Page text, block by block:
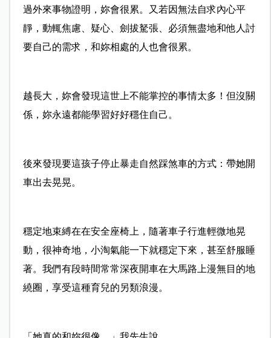
過外來事物證明，妳會很累。又若因無法自求內心平
靜，動輒焦慮、疑心、劍拔駑張、必須無盡地和他人討
要自己的需求，和妳相處的人也會很累。
越長大，妳會發現這世上不能掌控的事情太多！但沒關
係，妳永遠都能學習好好穩住自己。
後來發現要這孩子停止暴走自然踩煞車的方式：帶她開
車出去晃晃。
穩定地束縛在在安全座椅上，隨著車子行進輕微地晃
動，很神奇地，小淘氣能一下就穩定下來，甚至舒服睡
著。我們有段時間常常深夜開車在大馬路上漫無目的地
繞圈，享受這種育兒的另類浪漫。